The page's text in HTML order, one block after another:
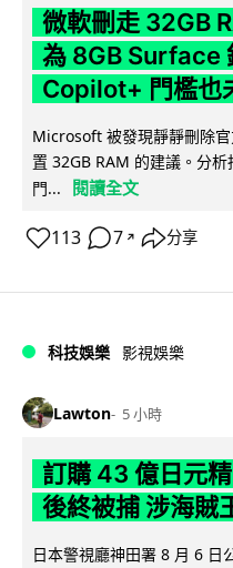
微軟刪走 32GB
為 8GB Surface
Copilot+ 門檻也
Microsoft 被發現靜靜刪除
置 32GB RAM 的建議。分
門...
閱讀全文
113 7 ↗ 分享
科技娛樂 影視娛樂
Lawton 5 小時
訂購 43 億日元
後終被捕 涉海賊
日本警視廳神田署 8 月 6 日